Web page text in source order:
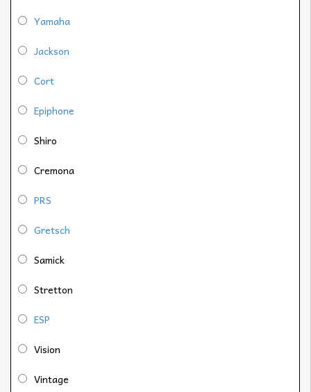
Yamaha
Jackson
Cort
Epiphone
Shiro
Cremona
PRS
Gretsch
Samick
Stretton
ESP
Vision
Vintage